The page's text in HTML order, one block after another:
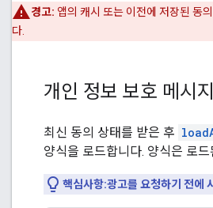
경고: 앱의 캐시 또는 이전에 저장된 동
다.
개인 정보 보호 메시
최신 동의 상태를 받은 후
양식을 로드합니다. 양식은 로
핵심사항:광고를 요청하기 전에